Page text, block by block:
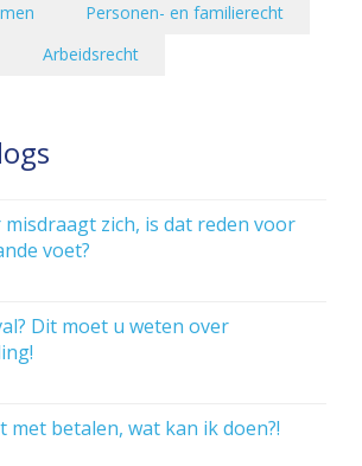
Personen- en familierecht
Arbeidsrecht
zich, is dat reden voor
voet?
Dit moet u weten over
betalen, wat kan ik doen?!